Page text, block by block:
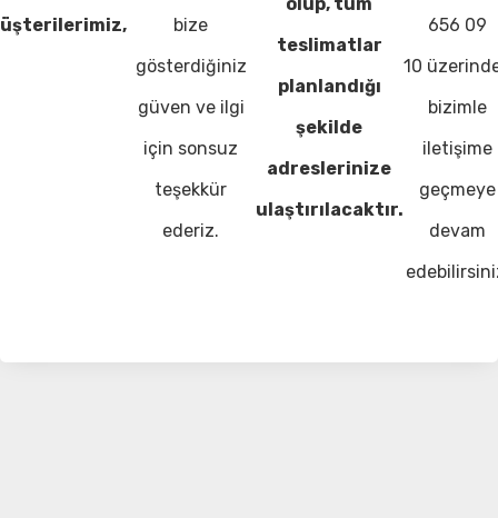
bize
gösterdiğiniz
güven ve ilgi
için sonsuz
teşekkür
ederiz.
teslimatlar
planlandığı
şekilde
adreslerinize
ulaştırılacaktır.
656 09
10
bizimle
iletişime
geçmeye
devam